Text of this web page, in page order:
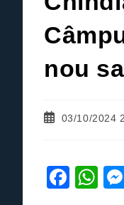
nou
Post03/10/2024
F
W